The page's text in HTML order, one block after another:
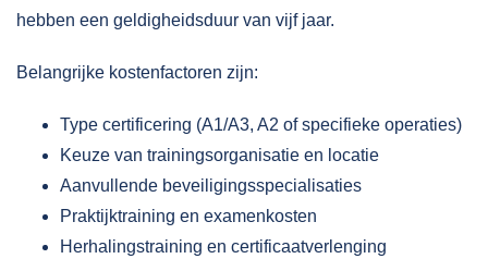
hebben een geldigheidsduur van vijf jaar.
Belangrijke kostenfactoren zijn:
Type certificering (A1/A3, A2 of specifieke operaties)
Keuze van trainingsorganisatie en locatie
Aanvullende beveiligingsspecialisaties
Praktijktraining en examenkosten
Herhalingstraining en certificaatverlenging